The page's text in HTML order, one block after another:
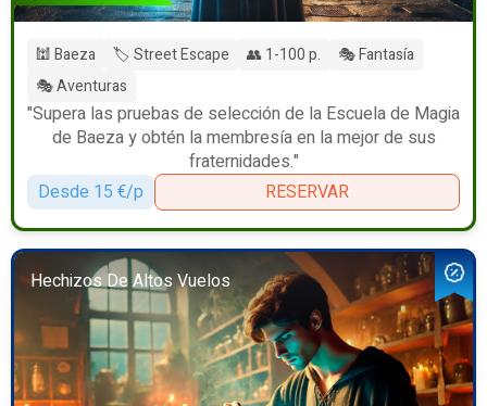
🕍 Baeza 🏷️ Street Escape 👥 1-100 p.
🎭 Fantasía
🎭 Aventuras
"Supera las pruebas de selección de la Escuela de Magia
de Baeza y obtén la membresía en la mejor de sus
fraternidades."
Desde 15 €/p
RESERVAR
Hechizos De Altos Vuelos